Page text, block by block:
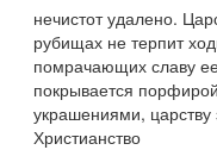
нечистот удалено.
рубищах не терпит
помрачающих славу
покрывается
украшениями,
Христианство